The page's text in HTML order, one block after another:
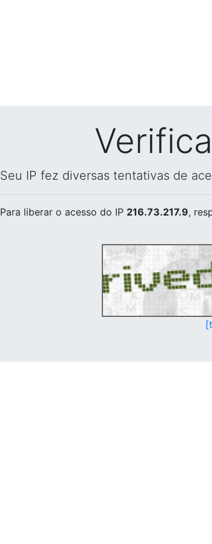
Seu IP fez diversas tentativas de
Para liberar o acesso do IP 216.73.217.9,